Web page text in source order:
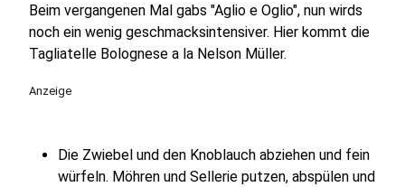
Beim vergangenen Mal gabs "Aglio e Oglio", nun wirds
noch ein wenig geschmacksintensiver. Hier kommt die
Tagliatelle Bolognese a la Nelson Müller.
Anzeige
Die Zwiebel und den Knoblauch abziehen und fein
würfeln. Möhren und Sellerie putzen, abspülen und